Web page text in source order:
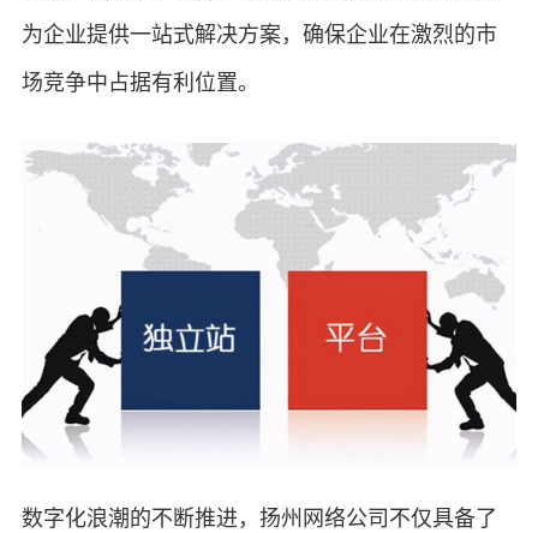
为企业提供一站式解决方案，确保企业在激烈的市
场竞争中占据有利位置。
数字化浪潮的不断推进，扬州网络公司不仅具备了